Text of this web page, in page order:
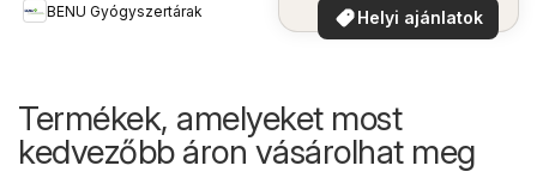
BENU Gyógyszertárak
Helyi ajánlatok
Termékek, amelyeket most
kedvezőbb áron vásárolhat meg